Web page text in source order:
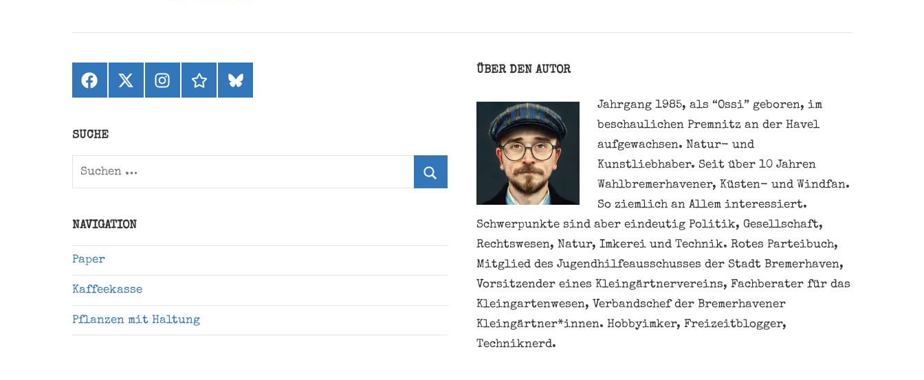
Facebook
X
(ehemals
Instagramthreadsbluesky
SUCHE
Suchen
NAVIGATION
Paper
Kaffeekasse
Pflanzen mit Haltung
ÜBER DEN AUTOR
Jahrgang 1985, als “Ossi” geboren, im
beschaulichen Premnitz an der Havel
aufgewachsen. Natur- und
Kunstliebhaber. Seit über 10 Jahren
Wahlbremerhavener, Küsten- und Windfan.
So ziemlich an Allem interessiert.
Schwerpunkte sind aber eindeutig Politik, Gesellschaft,
Rechtswesen, Natur, Imkerei und Technik. Rotes Parteibuch,
Mitglied des Jugendhilfeausschusses der Stadt Bremerhaven,
Vorsitzender eines Kleingärtnervereins, Fachberater für das
Kleingartenwesen, Verbandschef der Bremerhavener
Kleingärtner*innen. Hobbyimker, Freizeitblogger,
Techniknerd.